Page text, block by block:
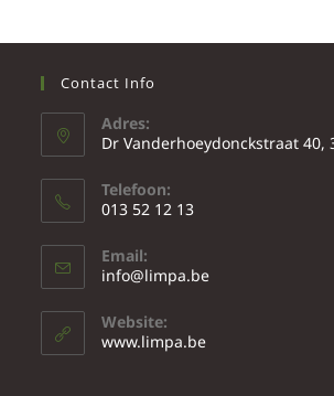
Contact Info
Adres:
Dr Vanderhoeydonckstraat 40,
Telefoon:
013 52 12 13
Email:
info@limpa.be
Website:
www.limpa.be